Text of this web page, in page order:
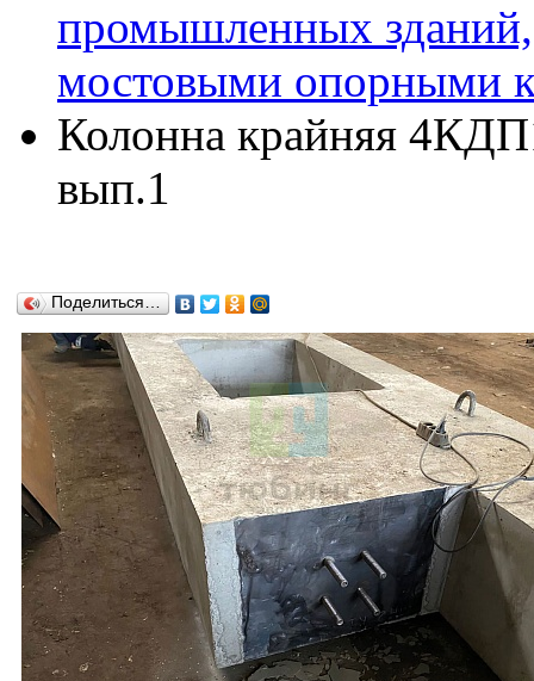
промышленных
мостовыми опорными
Колонна крайняя
вып.1
Поделиться…